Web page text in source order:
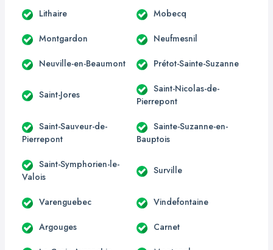
Lithaire Mobecq
Montgardon Neufmesnil
Neuville-en-Beaumont Prétot-Sainte-Suzanne
Saint-Jores
Saint-Nicolas-de-
Pierrepont
Saint-Sauveur-de-
Pierrepont
Sainte-Suzanne-en-
Bauptois
Saint-Symphorien-le-
Valois
Surville
Varenguebec Vindefontaine
Argouges Carnet